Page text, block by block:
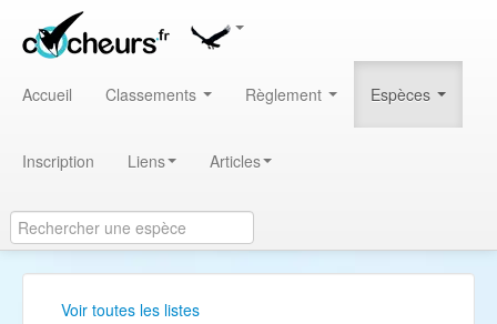
Accueil Classements Règlement Espèces
Inscription Liens Articles
Voir toutes les listes